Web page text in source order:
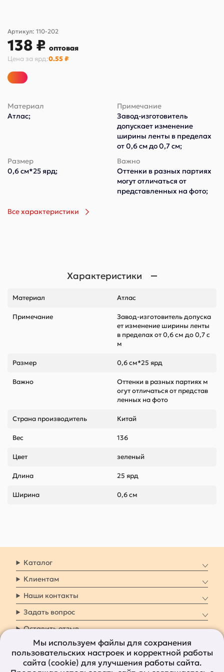
Артикул: 110-202
138 ₽ оптовая
Цена за ярд:0.55 ₽
Материал
Атлас;
Примечание
Завод-изготовитель
допускает изменение
ширины ленты в пределах
от 0,6 см до 0,7 см;
Размер
0,6 см*25 ярд;
Важно
Оттенки в разных партиях
могут отличаться от
представленных на фото;
Все характеристики
Характеристики
Материал Атлас
Примечание
Завод-изготовитель допуска
ет изменение ширины ленты
в пределах от 0,6 см до 0,7 с
м
Размер 0,6 см*25 ярд
Важно
Оттенки в разных партиях м
огут отличаться от представ
ленных на фото
Страна производитель Китай
Вес 136
Цвет зеленый
Длина 25 ярд
Ширина 0,6 см
Каталог
Клиентам
Наши контакты
Задать вопрос
Оставить отзыв
8 800 7009 161 Заказать звонок
Мы используем файлы для сохранения
пользовательских настроек и корректной работы
сайта (cookie) для улучшения работы сайта.